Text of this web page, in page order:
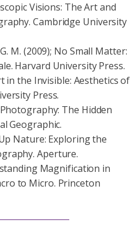
Visions: The Art and
Cambridge University
M. (2009); No Small Matter:
Harvard University Press.
in the Invisible: Aesthetics of
Press.
The Hidden
Geographic.
Nature: Exploring the
Aperture.
Magnification in
to Micro. Princeton